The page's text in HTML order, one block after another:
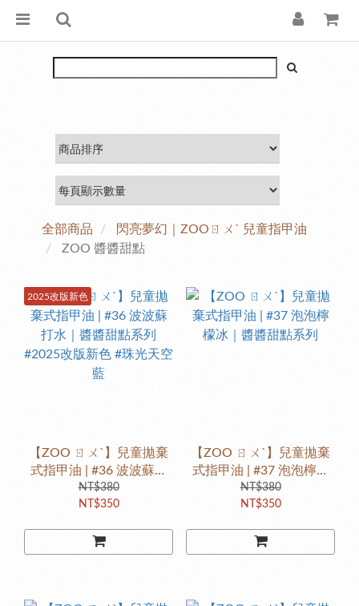
全部商品
閃亮夢幻｜ZOOㄖㄨˋ 兒童指甲油
ZOO 醬醬甜點
2025改版新色
【ZOO ㄖㄨˋ】兒童拋棄
式指甲油 | #36 波波蘇打
水｜醬醬甜點系列 #2025
改版新色 #珠光天空藍
NT$380
NT$350
【ZOO ㄖㄨˋ】兒童拋棄
式指甲油 | #37 泡泡檸檬
冰｜醬醬甜點系列
NT$380
NT$350